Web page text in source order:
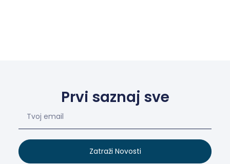
Prvi saznaj sve
Zatraži Novosti